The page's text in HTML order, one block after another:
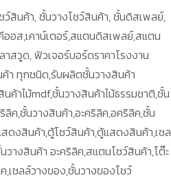
สินค้า, ชั้นวางโชว์สินค้า, ชั้นดิสเพลย์,
อส,เคาน์เตอร์,สแตนดิสเพลย์,สแตน
วูด, ฟิวเจอร์บอร์ดราคาโรงงาน
า ทุกชนิด,รับผลิตชั้นวางสินค้า
ค้าไม้mdf,ชั้นวางสินค้าไม้ธรรมชาติ,ชั้น
ค,ชั้นวางสินค้า,อะคริลิค,อคริลิค,ชั้น
ดงสินค้า,ตู้โชว์สินค้า,ตู้แสดงสินค้า,เชล
างสินค้า อะคริลิค,สแตนโชว์สินค้า,โต๊ะ
เชลล์วางของ,ชั้นวางของโชว์